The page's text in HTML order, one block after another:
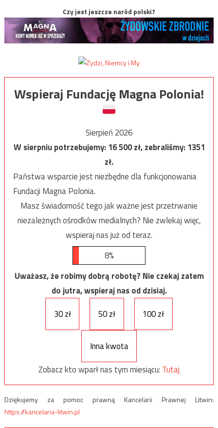
Czy jest jeszcze naród polski?
Wspieraj Fundację Magna Polonia!
Sierpień 2026
W sierpniu potrzebujemy:16 500zł, zebraliśmy:1351
zł.
Państwa wsparcie jest niezbędne dla funkcjonowania
Fundacji Magna Polonia.
Masz świadomość tego jak ważne jest przetrwanie
niezależnych ośrodków medialnych? Nie zwlekaj więc,
wspieraj nas już od teraz.
8%
Uważasz, że robimy dobrą robotę? Nie czekaj zatem
do jutra, wspieraj nas od dzisiaj.
30 zł
50 zł 100 zł
Inna kwota
Zobacz kto wparł nas tym miesiącu: Tutaj
Dziękujemy za pomoc prawną Kancelarii Prawnej Litwin:
https://kancelaria-litwin.pl